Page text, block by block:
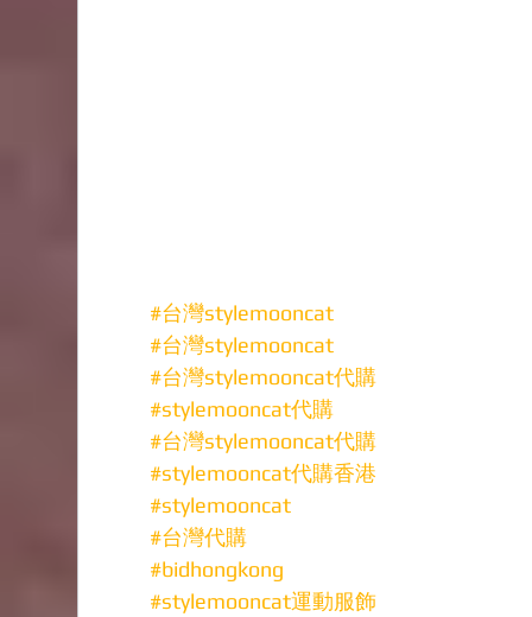
#台灣stylemooncat
#台灣stylemooncat
#台灣stylemooncat代購
#stylemooncat代購
#台灣stylemooncat代購
#stylemooncat代購香港
#stylemooncat
#台灣代購
#bidhongkong
#stylemooncat運動服飾